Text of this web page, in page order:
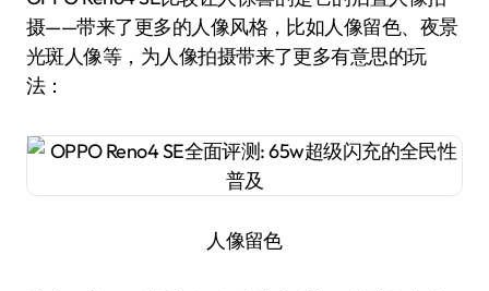
摄——带来了更多的人像风格，比如人像留色、夜景
光斑人像等，为人像拍摄带来了更多有意思的玩
法：
人像留色